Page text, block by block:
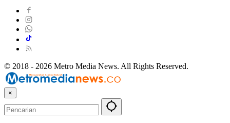
© 2018 - 2026 Metro Media News. All Rights Reserved.
×